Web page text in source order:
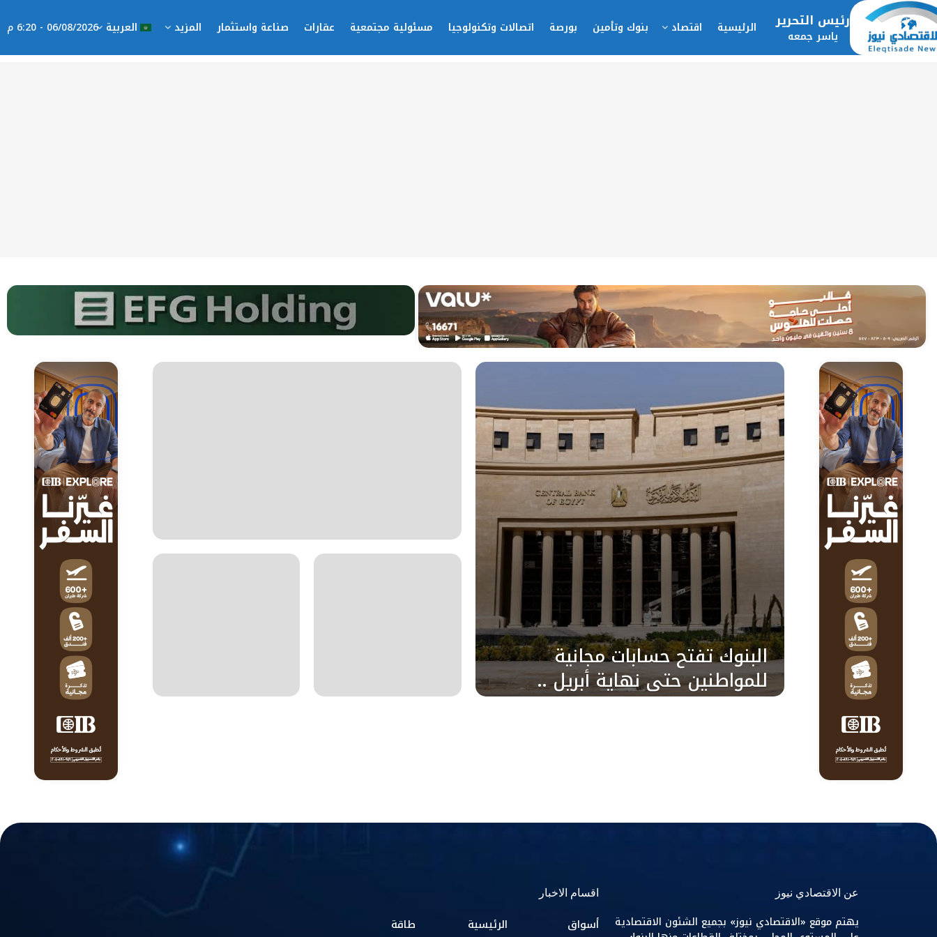
رئيس التحرير
ياسر جمعه الرئيسية اقتصاد بنوك وتأمين بورصة اتصالات وتكنولوجيا مسئولية مجتمعية عقارات صناعة واستثمار المزيد العربية 06/08/2026 - 6:20 م
البنوك تفتح حسابات مجانية
للمواطنين حتى نهاية أبريل ..
تفاصيل
عن الاقتصادي نيوز
يهتم موقع «الاقتصادي نيوز» بجميع الشئون الاقتصادية
اقسام الاخبار
أسواق الرئيسية طاقة